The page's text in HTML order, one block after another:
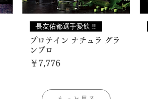
長友佑都選手愛飲 !!
プロテイン ナチュラ グラ
ンプロ
価格
￥7,776